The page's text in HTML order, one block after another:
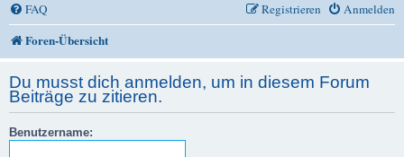
FAQ Anmelden
Registrieren
Foren-Übersicht
Du musst dich anmelden, um in diesem Forum
Beiträge zu zitieren.
Benutzername: